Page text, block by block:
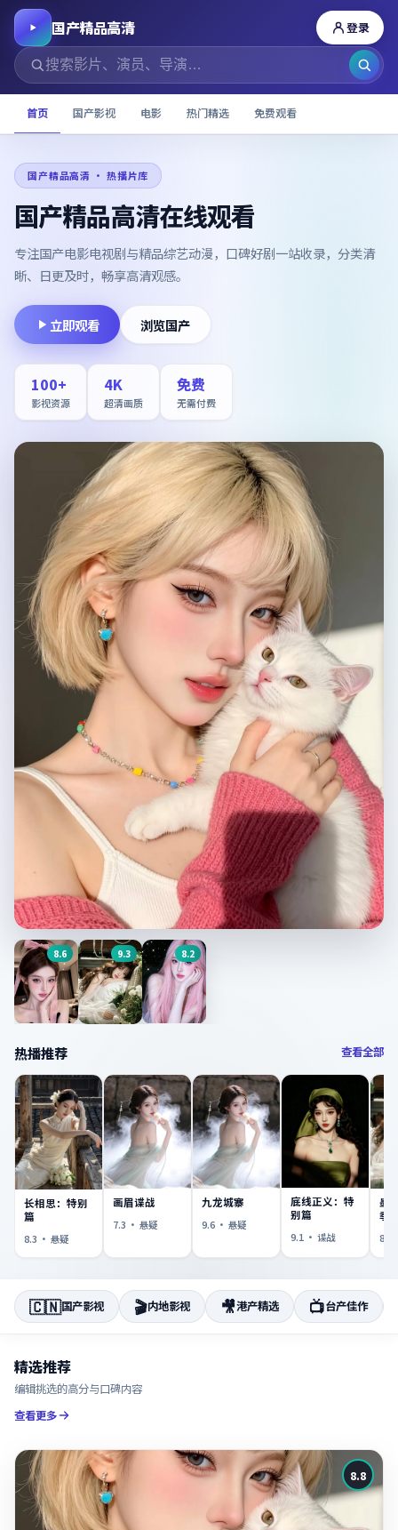
国产精品高清 登录
首页 国产影视 电影 热门精选 免费观看
国产精品高清 · 热播片库
国产精品高清在线观看
专注国产电影电视剧与精品综艺动漫，口碑好剧一站收录，分类清
晰、日更及时，畅享高清观感。
立即观看 浏览国产
100+
影视资源
4K
超清画质
免费
无需付费
今日主推
临时劫案
8.8分 ·家庭·中国香港
8.6
破冰行动
9.3 8.2
热播推荐 查看全部
长相思：特别
篇
8.3 · 悬疑
画眉谍战
7.3 · 悬疑
九龙城寨
9.6 · 悬疑
底线正义：特
别篇
9.1 · 谍战
墨
季
8.9
🇨🇳国产影视 🎬内地影视 🎥港产精选 📺台产佳作
精选推荐
编辑挑选的高分与口碑内容
查看更多
8.8